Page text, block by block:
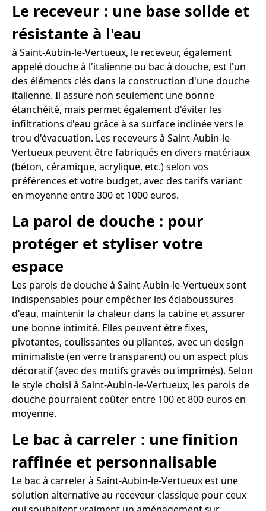
Le receveur : une base solide et
résistante à l'eau
à Saint-Aubin-le-Vertueux, le receveur, également
appelé douche à l'italienne ou bac à douche, est l'un
des éléments clés dans la construction d'une douche
italienne. Il assure non seulement une bonne
étanchéité, mais permet également d'éviter les
infiltrations d'eau grâce à sa surface inclinée vers le
trou d'évacuation. Les receveurs à Saint-Aubin-le-
Vertueux peuvent être fabriqués en divers matériaux
(béton, céramique, acrylique, etc.) selon vos
préférences et votre budget, avec des tarifs variant
en moyenne entre 300 et 1000 euros.
La paroi de douche : pour
protéger et styliser votre
espace
Les parois de douche à Saint-Aubin-le-Vertueux sont
indispensables pour empêcher les éclaboussures
d'eau, maintenir la chaleur dans la cabine et assurer
une bonne intimité. Elles peuvent être fixes,
pivotantes, coulissantes ou pliantes, avec un design
minimaliste (en verre transparent) ou un aspect plus
décoratif (avec des motifs gravés ou imprimés). Selon
le style choisi à Saint-Aubin-le-Vertueux, les parois de
douche pourraient coûter entre 100 et 800 euros en
moyenne.
Le bac à carreler : une finition
raffinée et personnalisable
Le bac à carreler à Saint-Aubin-le-Vertueux est une
solution alternative au receveur classique pour ceux